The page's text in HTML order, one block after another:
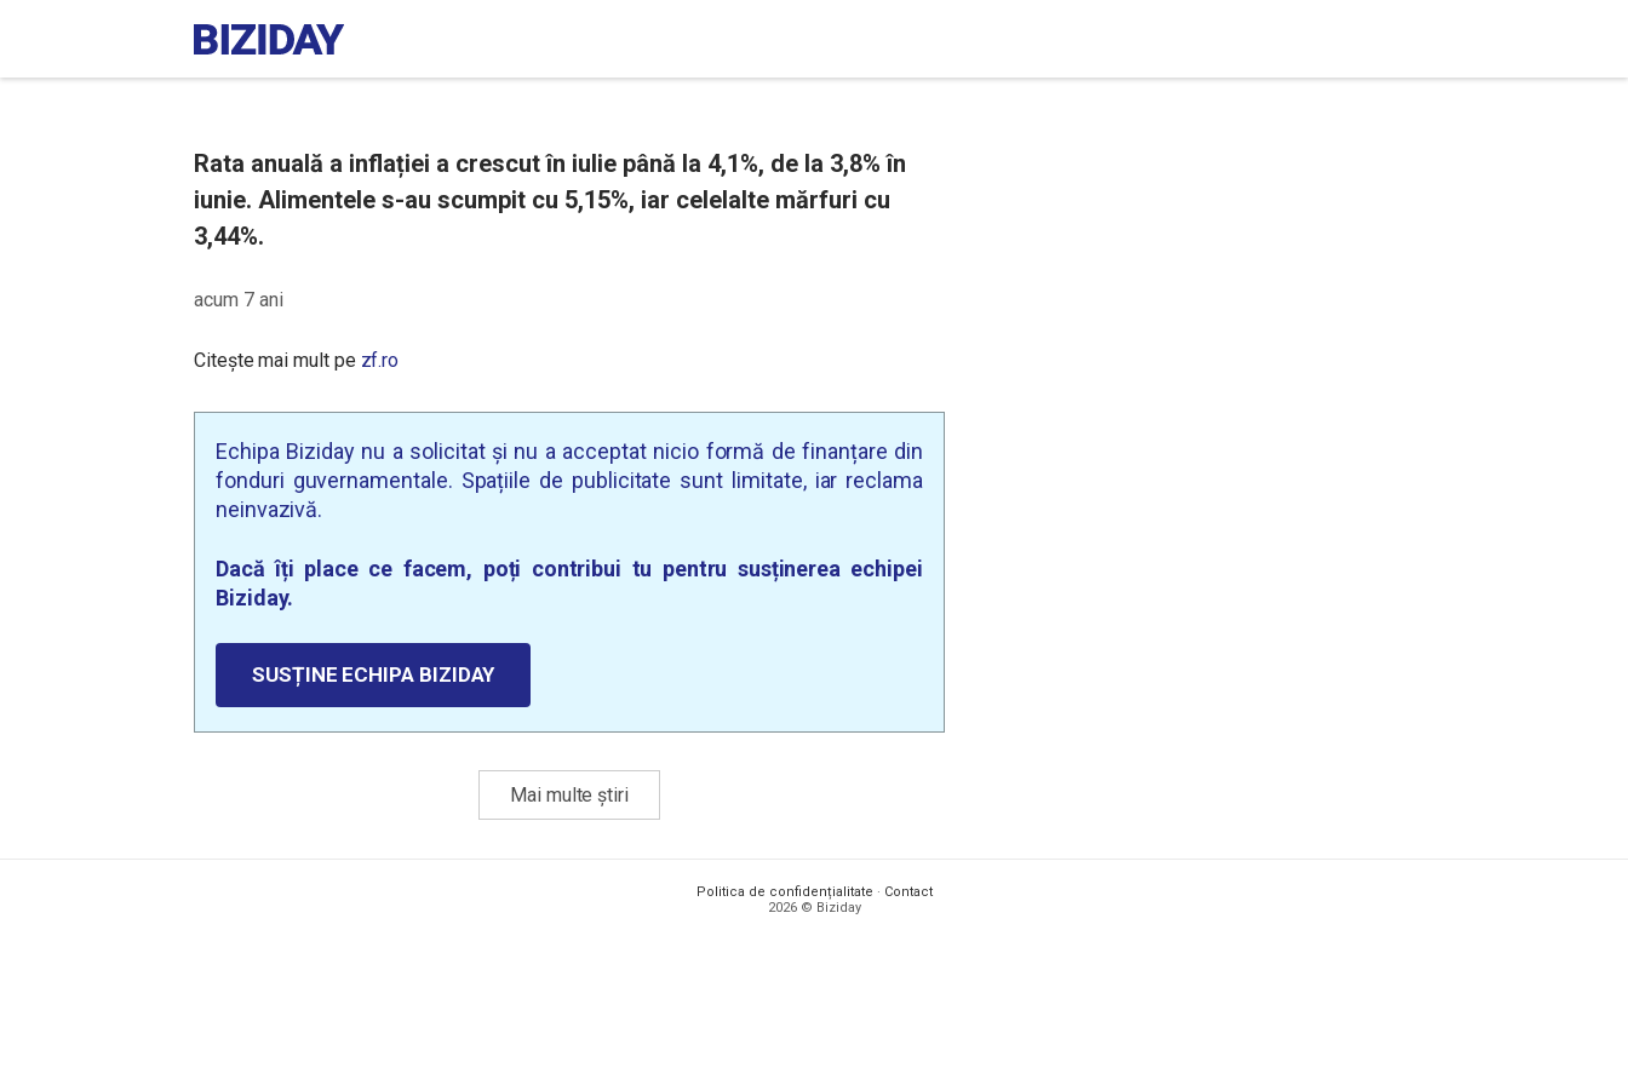
Rata anuală a inflației a crescut în iulie până la 4,1%, de la 3,8% în
iunie. Alimentele s-au scumpit cu 5,15%, iar celelalte mărfuri cu
3,44%.
acum 7 ani
Citește mai mult pe zf.ro
Echipa Biziday nu a solicitat și nu a acceptat nicio formă de finanțare din
fonduri guvernamentale. Spațiile de publicitate sunt limitate, iar reclama
neinvazivă.
Dacă îți place ce facem, poți contribui tu pentru susținerea echipei
Biziday.
SUSȚINE ECHIPA BIZIDAY
Mai multe știri
Politica de confidențialitate · Contact
2026 © Biziday